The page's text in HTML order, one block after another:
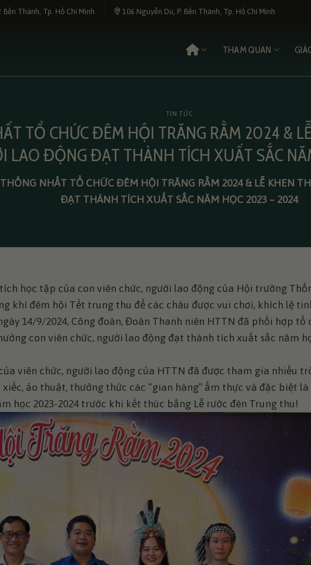
Bến Thành, Tp. Hồ Chí Minh 106 Nguyễn Du, P. Bến Thành, Tp. Hồ Chí Minh
THAM QUAN
TIN TỨC
TỔ CHỨC ĐÊM HỘI TRĂNG RẰM 2024 &
LAO ĐỘNG ĐẠT THÀNH TÍCH XUẤT SẮC
NHẤT TỔ CHỨC ĐÊM HỘI TRĂNG RẰM 2024 & LỄ KHEN
ĐẠT THÀNH TÍCH XUẤT SẮC NĂM HỌC 2023 – 2024
học tập của con viên chức, người lao động của Hội trường
khí đêm hội Tết trung thu để các cháu được vui chơi, khích lệ
14/9/2024, Công đoàn, Đoàn Thanh niên HTTN đã phối hợp tổ
con viên chức, người lao động đạt thành tích xuất sắc năm
viên chức, người lao động của HTTN đã được tham gia nhiều
xiếc, ảo thuật, thưởng thức các “gian hàng” ẩm thực và đặc biệt
học 2023-2024 trước khi kết thúc bằng Lễ rước đèn Trung thu!